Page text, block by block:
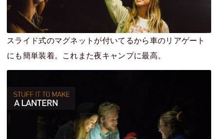
スライド式のマグネットが付いてるから車のリアゲート
にも簡単装着。これまた夜キャンプに最高。